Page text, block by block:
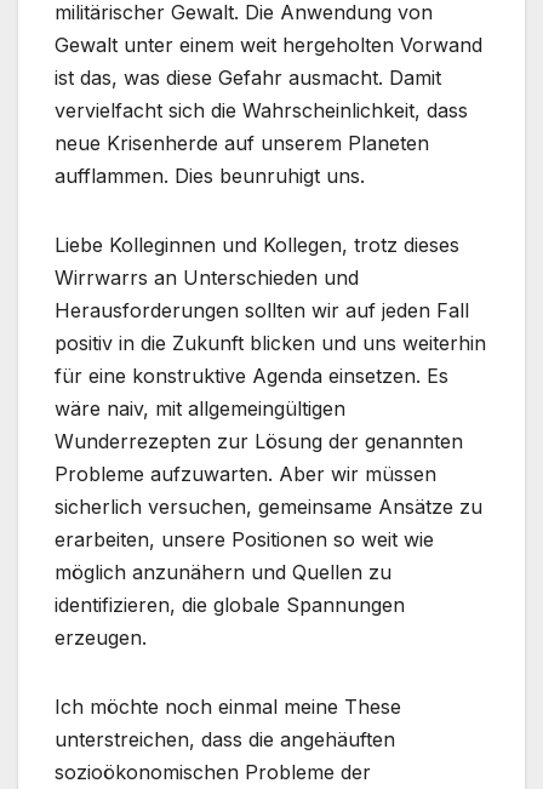
militärischer Gewalt. Die Anwendung von
Gewalt unter einem weit hergeholten Vorwand
ist das, was diese Gefahr ausmacht. Damit
vervielfacht sich die Wahrscheinlichkeit, dass
neue Krisenherde auf unserem Planeten
aufflammen. Dies beunruhigt uns.
Liebe Kolleginnen und Kollegen, trotz dieses
Wirrwarrs an Unterschieden und
Herausforderungen sollten wir auf jeden Fall
positiv in die Zukunft blicken und uns weiterhin
für eine konstruktive Agenda einsetzen. Es
wäre naiv, mit allgemeingültigen
Wunderrezepten zur Lösung der genannten
Probleme aufzuwarten. Aber wir müssen
sicherlich versuchen, gemeinsame Ansätze zu
erarbeiten, unsere Positionen so weit wie
möglich anzunähern und Quellen zu
identifizieren, die globale Spannungen
erzeugen.
Ich möchte noch einmal meine These
unterstreichen, dass die angehäuften
sozioökonomischen Probleme der